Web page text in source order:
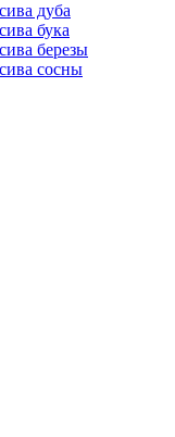
дуба
бука
березы
сосны